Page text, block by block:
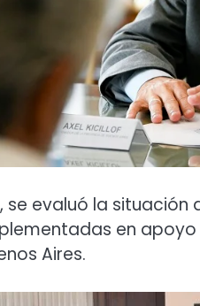
se evaluó la
en
Aires.